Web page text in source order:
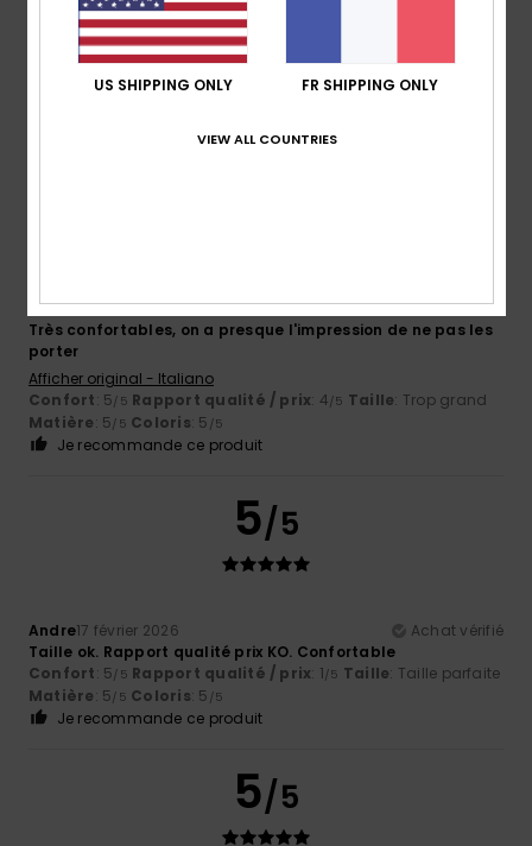
Coloris
Fabio21 février 2026
Achat vérifié
Très confortables, on a presque l'impression de ne pas les
porter
Afficher original - Italiano
Confort: 5/5 Rapport qualité / prix: 4/5 Taille: Trop grand
Matière: 5/5 Coloris: 5 /5
Je recommande ce produit
5/5
Andre17 février 2026
Achat vérifié
Taille ok. Rapport qualité prix KO. Confortable
Confort: 5/5 Rapport qualité / prix: 1/5 Taille: Taille parfaite
Matière: 5/5 Coloris: 5 /5
Je recommande ce produit
5/5
US SHIPPING ONLY FR SHIPPING ONLY
VIEW ALL COUNTRIES